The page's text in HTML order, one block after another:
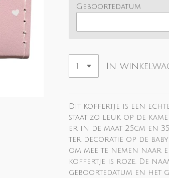
Geboortedatum
In
Dit koffertje is een
staat zo leuk op de
er in de maat 25cm en
ter decoratie op de
om mee te nemen
koffertje is roze. De
geboortedatum en het